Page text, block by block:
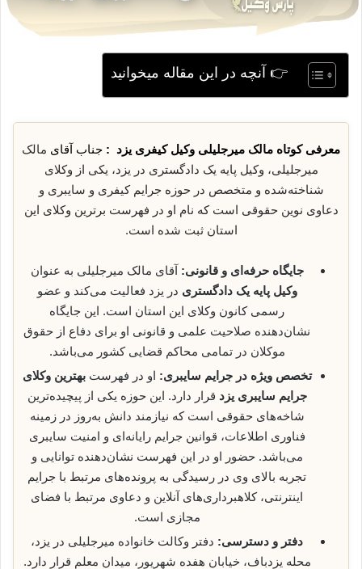
👉 آنچه در این مقاله میخوانید
معرفی کوتاه مالک میرجلیلی وکیل کیفری یزد : جناب آقای مالک
میرجلیلی، وکیل پایه یک دادگستری در یزد، یکی از وکلای
شناخته‌شده و متخصص در حوزه جرایم کیفری و سایبری و
دعاوی نوین حقوقی است که نام او در فهرست برترین وکلای این
استان ثبت شده است.
جایگاه حرفه‌ای و قانونی: آقای مالک میرجلیلی به عنوان
وکیل پایه یک دادگستری در یزد فعالیت می‌کند و عضو
رسمی کانون وکلای این استان است. این جایگاه
نشان‌دهنده صلاحیت علمی و قانونی او برای دفاع از حقوق
موکلان در تمامی محاکم قضایی کشور می‌باشد.
تخصص ویژه در جرایم سایبری: او در فهرستبهترین وکلای
جرایم سایبری یزد قرار دارد. این حوزه یکی از پیچیده‌ترین
شاخه‌های حقوقی است که نیازمند دانش به‌روز در زمینه
فناوری اطلاعات، قوانین جرایم رایانه‌ای و امنیت سایبری
می‌باشد. حضور او در این فهرست نشان‌دهنده توانایی و
تجربه بالای وی در رسیدگی به پرونده‌های مرتبط با جرایم
اینترنتی، کلاهبرداری‌های آنلاین و دعاوی مرتبط با فضای
مجازی است.
دفتر و دسترسی: دفتر وکالت خانواده میرجلیلی در یزد،
محله یزدباف، خیابان هفده شهریور، میدان معلم قرار دارد.